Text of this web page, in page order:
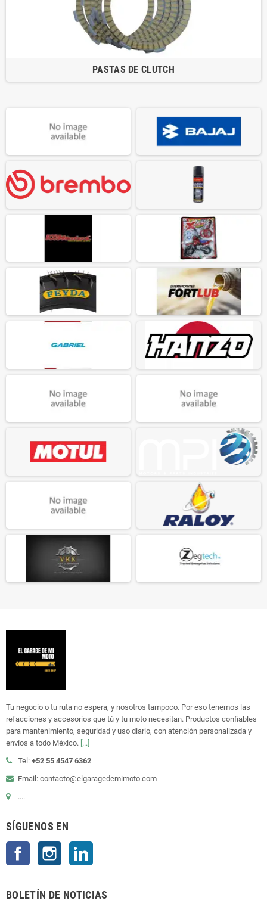
PASTAS DE CLUTCH
Tu negocio o tu ruta no espera, y nosotros tampoco. Por eso tenemos las
refacciones y accesorios que tú y tu moto necesitan. Productos confiables
para mantenimiento, seguridad y uso diario, con atención personalizada y
envíos a todo México. [...]
Tel: +52 55 4547 6362
Email: contacto@elgaragedemimoto.com
....
SÍGUENOS EN
Facebook Instagram
BOLETÍN DE NOTICIAS